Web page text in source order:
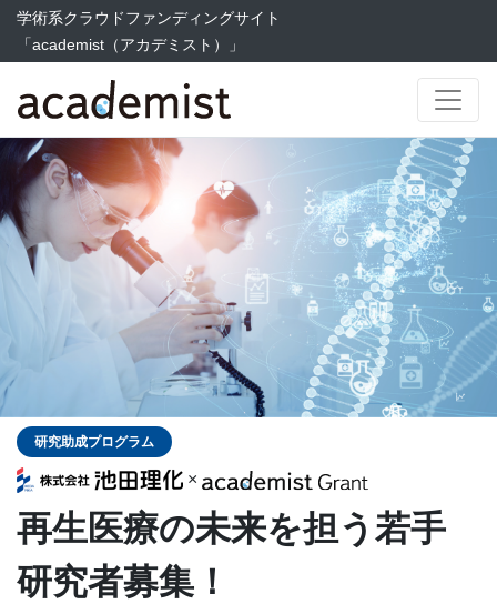
学術系クラウドファンディングサイト
「academist（アカデミスト）」
研究助成プログラム
×
再生医療の未来を担う若手
研究者募集！